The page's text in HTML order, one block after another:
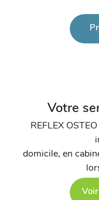
Votre
REFLEX
domicile, en